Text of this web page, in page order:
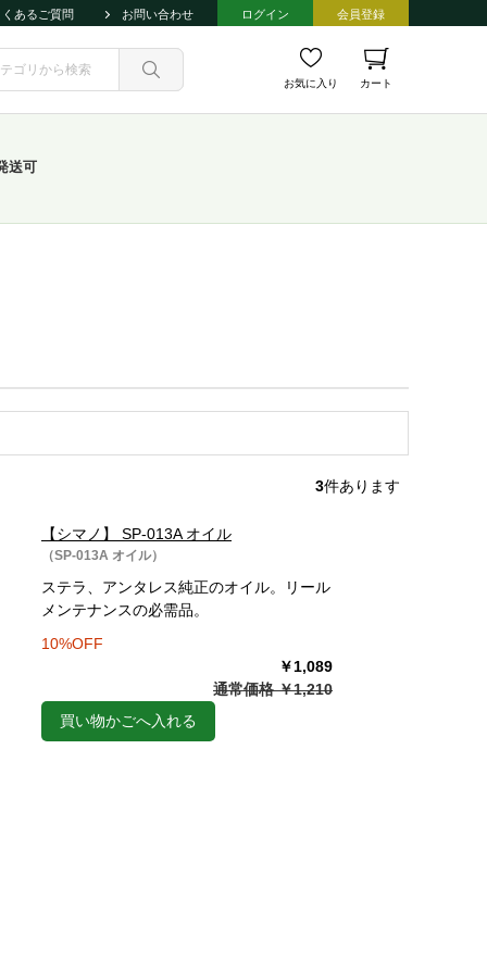
くあるご質問 お問い合わせ ログイン 会員登録
お気に入り カート
送可
3件あります
【シマノ】 SP-013A オイル
（SP-013A オイル）
ステラ、アンタレス純正のオイル。リール
メンテナンスの必需品。
10%OFF
￥1,089
通常価格 ￥1,210
買い物かごへ入れる